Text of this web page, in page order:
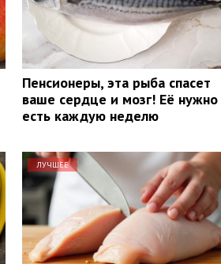
Пенсионеры, эта рыба спасет
ваше сердце и мозг! Её нужно
есть каждую неделю
ЛУЧШЕЕ